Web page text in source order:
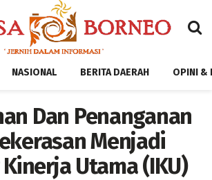
NASIONAL BERITA DAERAH OPINI &
Dan Penanganan
Menjadi
Utama (IKU)